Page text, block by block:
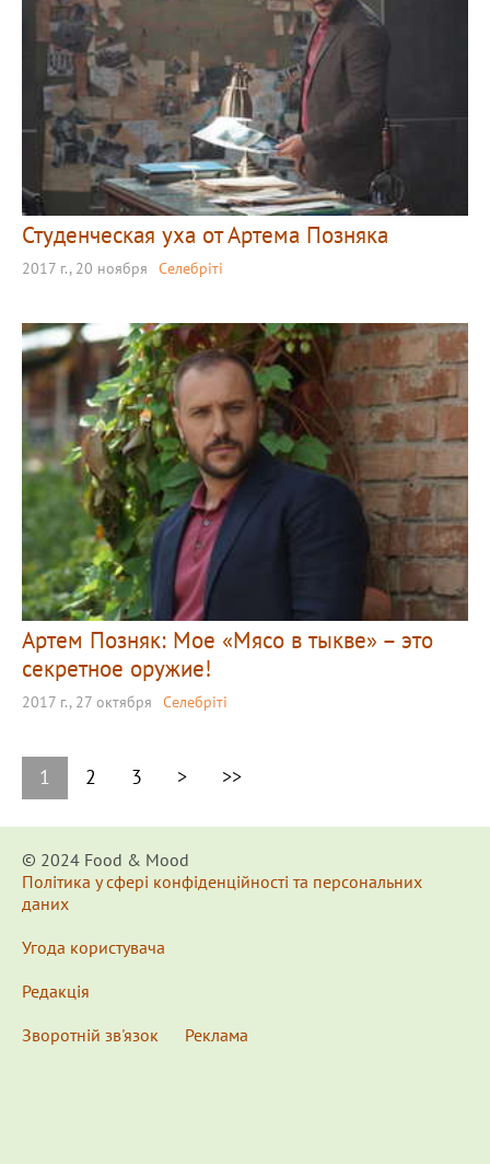
Студенческая уха от Артема Позняка
2017 г., 20 ноября Селебріті
Артем Позняк: Мое «Мясо в тыкве» – это
секретное оружие!
2017 г., 27 октября Селебріті
1 2 3 > >>
© 2024 Food & Мood
Політика у сфері конфіденційності та персональних
даних
Угода користувача
Редакція
Зворотній зв'язок
Реклама